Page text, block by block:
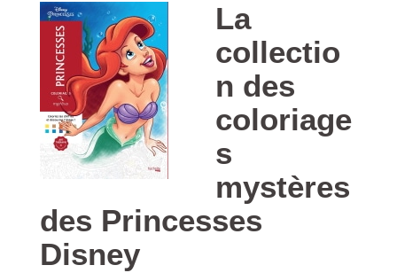
La
collectio
n des
coloriage
s
mystères
des Princesses
Disney